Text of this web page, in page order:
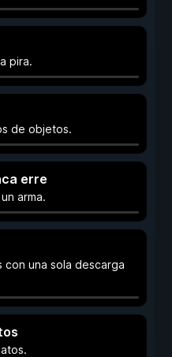
pira.
de objetos.
erre
arma.
con una sola descarga